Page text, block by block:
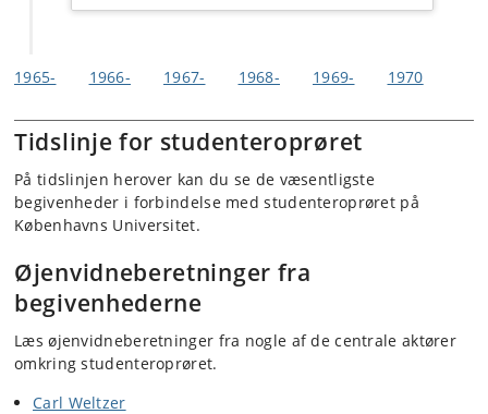
1965- 1966- 1967- 1968- 1969- 1970
Tidslinje for studenteroprøret
På tidslinjen herover kan du se de væsentligste
begivenheder i forbindelse med studenteroprøret på
Københavns Universitet.
Øjenvidneberetninger fra
begivenhederne
Læs øjenvidneberetninger fra nogle af de centrale aktører
omkring studenteroprøret.
Carl Weltzer